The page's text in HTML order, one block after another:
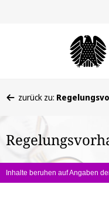
befinden
hier:
zurück zu:
Inhalte beruhen auf Angaben